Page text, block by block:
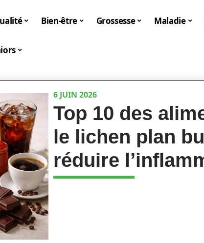
Bien-être Grossesse Maladie
6 JUIN 2026
Top 10 des
le lichen plan
réduire